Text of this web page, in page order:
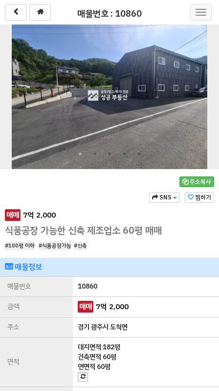
매물번호 : 10860
주소복사
찜하기
SNS
매매 7억 2,000
식풍공장 가능한 신축 제조업소 60평 매매
#100평 이하 #식품공장가능 #신축
매물정보
매물번호
10860
금액
매매 7억 2,000
주소 경기 광주시 도척면
면적
대지면적182평
건축면적 60평
연면적 60평